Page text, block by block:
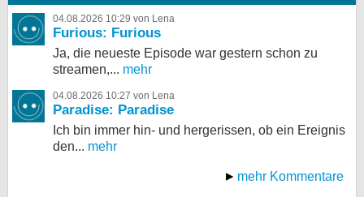
04.08.2026 10:29 von Lena
Furious: Furious
Ja, die neueste Episode war gestern schon zu
streamen,... mehr
04.08.2026 10:27 von Lena
Paradise: Paradise
Ich bin immer hin- und hergerissen, ob ein Ereignis
den... mehr
mehr Kommentare